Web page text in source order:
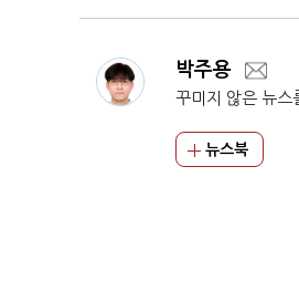
박주용
꾸미지 않은 뉴스
뉴스북